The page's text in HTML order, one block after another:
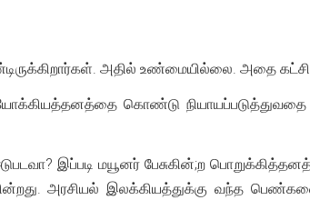
அதில் உண்மையில்லை. அதை
கொண்டு
இப்படி மயூனர் பேசுகின்;ற
அரசியல் இலக்கியத்துக்கு வந்த